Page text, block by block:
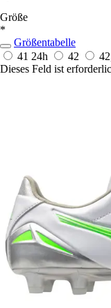
Größe
*
Größentabelle
41 24h 42
Dieses Feld ist